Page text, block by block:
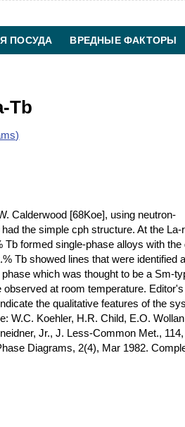
ПОСУДА ВРЕДНЫЕ ФАКТОРЫ
Tb
Calderwood [68Koe], using neutron-
the simple cph structure. At the La-
formed single-phase alloys with the
Tb showed lines that were identified
which was thought to be a Sm-
at room temperature. Editor's
the qualitative features of the
W.C. Koehler, H.R. Child, E.O.
Jr., J. Less-Common Met.,
Diagrams, 2(4), Mar 1982.